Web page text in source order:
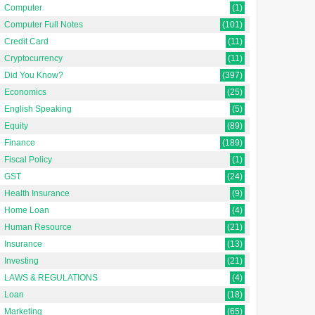
Computer
(1)
Computer Full Notes
(101)
Credit Card
(11)
Cryptocurrency
(11)
Did You Know?
(397)
Economics
(25)
English Speaking
(5)
Equity
(89)
Finance
(189)
Fiscal Policy
(1)
GST
(24)
Health Insurance
(9)
Home Loan
(4)
Human Resource
(21)
Insurance
(13)
Investing
(21)
LAWS & REGULATIONS
(4)
Loan
(18)
Marketing
(65)